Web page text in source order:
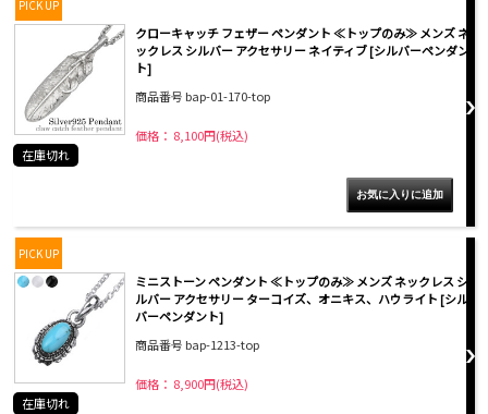
PICK UP
クローキャッチ フェザー ペンダント ≪トップのみ≫ メンズ ネ
ックレス シルバー アクセサリー ネイティブ [シルバーペンダン
ト]
商品番号 bap-01-170-top
価格： 8,100円(税込)
在庫切れ
PICK UP
ミニストーン ペンダント ≪トップのみ≫ メンズ ネックレス シ
ルバー アクセサリー ターコイズ、オニキス、ハウライト [シル
バーペンダント]
商品番号 bap-1213-top
価格： 8,900円(税込)
在庫切れ